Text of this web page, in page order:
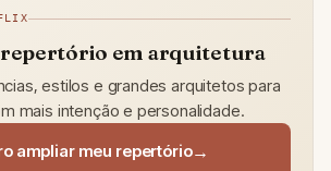
em arquitetura
estilos e grandes arquitetos para
mais intenção e personalidade.
ampliar meu repertório